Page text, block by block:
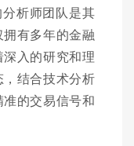
析师团队是其
有多年的金融
入的研究和理
结合技术分析
的交易信号和